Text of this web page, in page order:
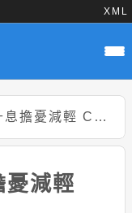
XML
COMEX黃金上漲1.1%
憂減輕